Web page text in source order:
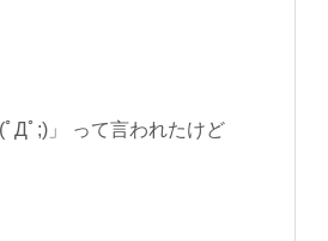
Дﾟ;)」 って言われたけど